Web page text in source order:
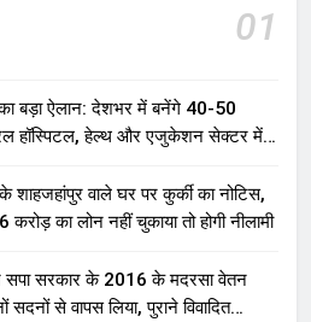
01
बड़ा ऐलान: देशभर में बनेंगे 40-50
हॉस्पिटल, हेल्थ और एजुकेशन सेक्टर में
शाहजहांपुर वाले घर पर कुर्की का नोटिस,
का लोन नहीं चुकाया तो होगी नीलामी
सपा सरकार के 2016 के मदरसा वेतन
सदनों से वापस लिया, पुराने विवादित